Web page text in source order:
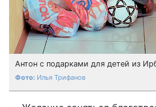
Антон с подарками для детей из
Илья Трифанов